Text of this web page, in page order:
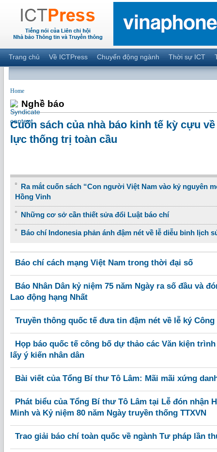
Trang chủ Về ICTPress Chuyển động ngành Thời sự ICT
Home
Nghề báo
Cuốn sách của nhà báo kinh tế kỳ cựu
lực thống trị toàn cầu
Ra mắt cuốn sách “Con người Việt Nam vào kỷ nguyên
Hồng Vinh
Những cơ sở cần thiết sửa đổi Luật báo chí
Báo chí Indonesia phản ánh đậm nét về lễ diễu binh lịch
Báo chí cách mạng Việt Nam trong thời đại số
Báo Nhân Dân kỷ niệm 75 năm Ngày ra số đầu và
Lao động hạng Nhất
Truyền thông quốc tế đưa tin đậm nét về lễ ký
Họp báo quốc tế công bố dự thảo các Văn kiện
lấy ý kiến nhân dân
Bài viết của Tổng Bí thư Tô Lâm: Mãi mãi xứng
Phát biểu của Tổng Bí thư Tô Lâm tại Lễ đón nhận
Minh và Kỷ niệm 80 năm Ngày truyền thống TTXVN
Trao giải báo chí toàn quốc về ngành Tư pháp lần